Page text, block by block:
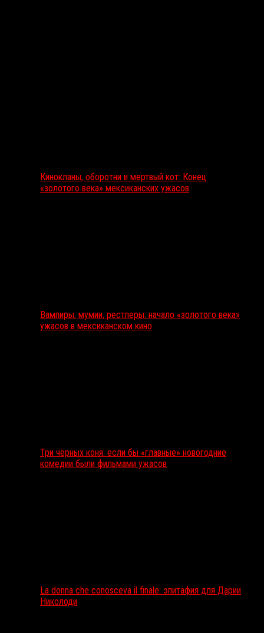
Кинокланы, оборотни и мертвый кот: Конец
«золотого века» мексиканских ужасов
Вампиры, мумии, рестлеры: начало «золотого века»
ужасов в мексиканском кино
Три чёрных коня: если бы «главные» новогодние
комедии были фильмами ужасов
La donna che conosceva il finale: эпитафия для Дарии
Николоди